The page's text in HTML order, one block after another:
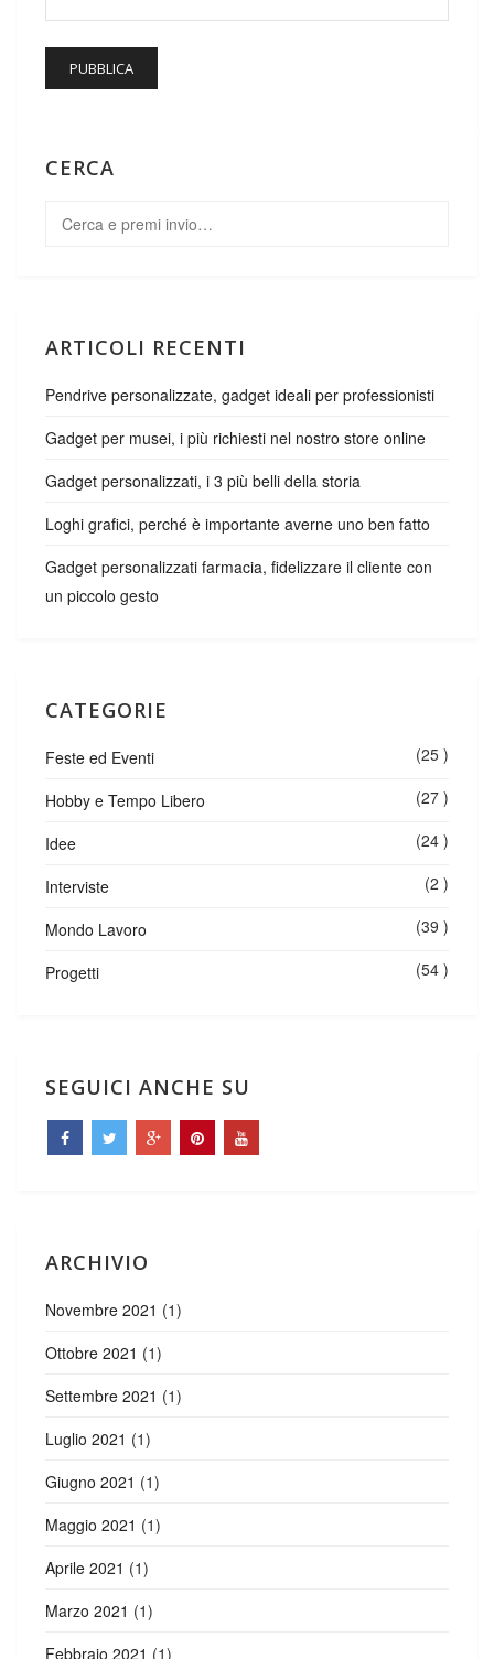
CERCA
ARTICOLI RECENTI
Pendrive personalizzate, gadget ideali per professionisti
Gadget per musei, i più richiesti nel nostro store online
Gadget personalizzati, i 3 più belli della storia
Loghi grafici, perché è importante averne uno ben fatto
Gadget personalizzati farmacia, fidelizzare il cliente con
un piccolo gesto
CATEGORIE
Feste ed Eventi (25 )
Hobby e Tempo Libero (27 )
Idee (24 )
Interviste (2 )
Mondo Lavoro (39 )
Progetti (54 )
SEGUICI ANCHE SU
ARCHIVIO
Novembre 2021 (1)
Ottobre 2021 (1)
Settembre 2021 (1)
Luglio 2021 (1)
Giugno 2021 (1)
Maggio 2021 (1)
Aprile 2021 (1)
Marzo 2021 (1)
Febbraio 2021 (1)